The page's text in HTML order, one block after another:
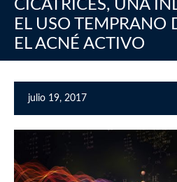
CICATRICES, UNA
EL USO TEMPRANO
EL ACNÉ ACTIVO
julio 19, 2017